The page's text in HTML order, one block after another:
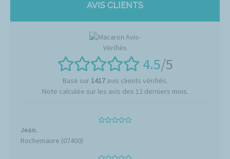
AVIS CLIENTS
4.5/5
Basé sur 1417avis clients vérifiés.
Note calculée sur les avis des 12 derniers mois.
Jean.
Rochemaure (07400)